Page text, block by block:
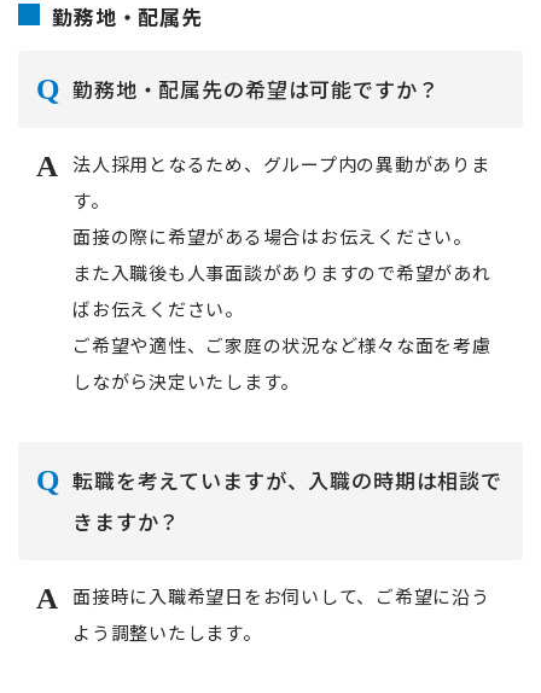
勤務地・配属先
勤務地・配属先の希望は可能ですか？
法人採用となるため、グループ内の異動がありま
す。
面接の際に希望がある場合はお伝えください。
また入職後も人事面談がありますので希望があれ
ばお伝えください。
ご希望や適性、ご家庭の状況など様々な面を考慮
しながら決定いたします。
転職を考えていますが、入職の時期は相談で
きますか？
面接時に入職希望日をお伺いして、ご希望に沿う
よう調整いたします。